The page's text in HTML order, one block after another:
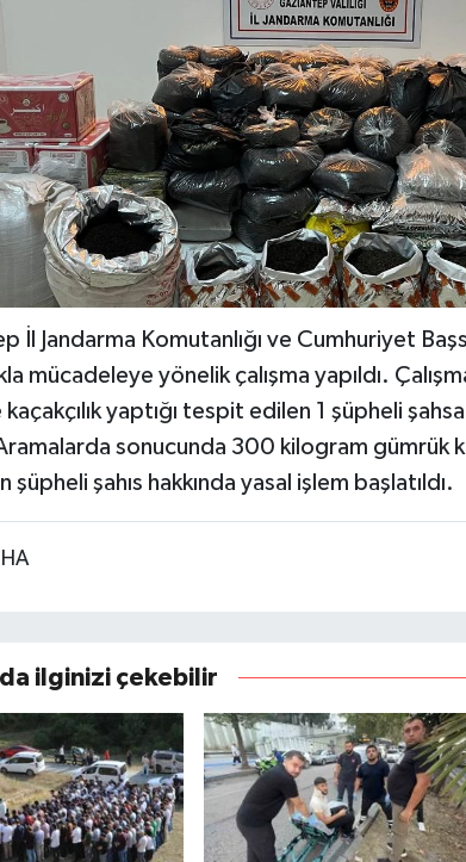
İl Jandarma Komutanlığı ve Cumhuriyet
mücadeleye yönelik çalışma yapıldı.
yaptığı tespit edilen 1 şüpheli
sonucunda 300 kilogram gümrük
şüpheli şahıs hakkında yasal işlem başlatıldı.
İHA
ilginizi çekebilir